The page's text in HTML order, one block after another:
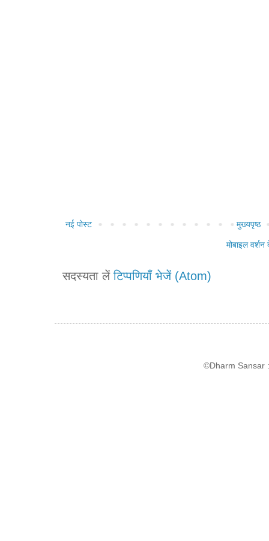
नई पोस्ट मुख्यपृष्ठ
मोबाइल
सदस्यता लेंटिप्पणियाँ भेजें (Atom)
©Dharm Sansar